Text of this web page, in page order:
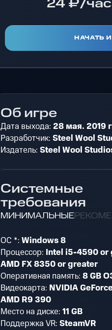
24 ₽/час
НАЧАТЬ
Об игре
Дата выхода: 28 мая. 2019
Разработчик: Steel Wool
Издатель: Steel Wool
Системные
требования
МИНИМАЛЬНЫЕ
ОС *: Windows 8
Процессор: Intel i5-4590 or
AMD FX 8350 or greater
Оперативная память: 8 GB
Видеокарта: NVIDIA
AMD R9 390
Место на диске: 11 GB
Поддержка VR: SteamVR